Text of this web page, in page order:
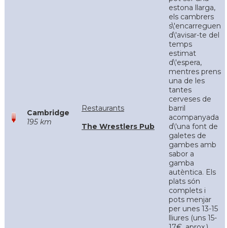
Cambridge
195 km
Restaurants
The Wrestlers Pub
estona llarga,
els cambrers
s\'encarreguen
d\'avisar-te del
temps
estimat
d\'espera,
mentres prens
una de les
tantes
cerveses de
barril
acompanyada
d\'una font de
galetes de
gambes amb
sabor a
gamba
autèntica. Els
plats són
complets i
pots menjar
per unes 13-15
lliures (uns 15-